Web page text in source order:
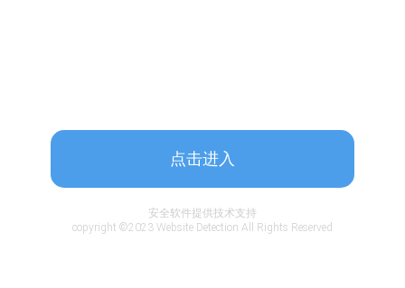
点击进入
安全软件提供技术支持
copyright ©2023 Website Detection All Rights Reserved